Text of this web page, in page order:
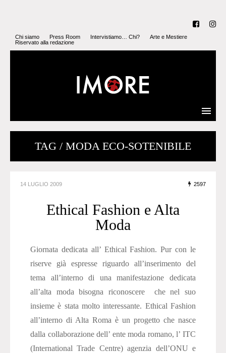
Chi siamo Press Room Intervistiamo… Chi?
Arte e Mestiere
Riservato alla redazione
TAG / MODA ECO-SOTENIBILE
14 LUGLIO 2009 2597
Ethical Fashion e Alta
Moda
Giornata dedicata all’ Ethical Fashion. Pur con le
riserve già espresse riguardo all’inserimento del
tema all’interno di una manifestazione dedicata
all’alta moda bisogna riconoscere che nel suo
insieme è stata molto interessante. Ethical Fashion
all’interno di Alta Roma è un progetto che nasce
dalla collaborazione dell’ ente moda romano, l’ ITC
(International Trade Centre) agenzia dell’ONU e